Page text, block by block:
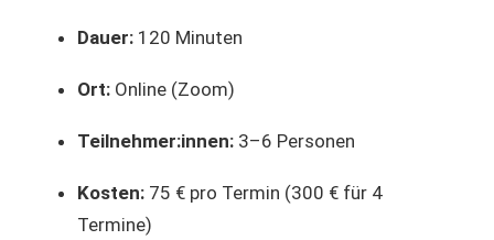
Dauer: 120 Minuten
Ort: Online (Zoom)
Teilnehmer:innen: 3–6 Personen
Kosten: 75 € pro Termin (300 € für 4
Termine)